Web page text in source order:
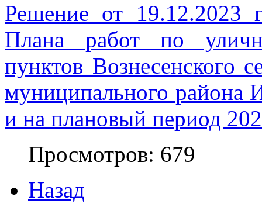
Решение от
Плана работ по
пунктов Вознесенского
муниципального района
и на плановый период
Просмотров: 679
Назад